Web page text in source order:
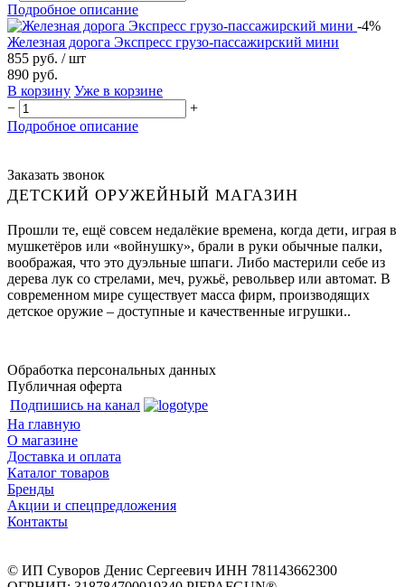
Подробное описание
-4%
Железная дорога Экспресс грузо-пассажирский мини
855 руб. / шт
890 руб.
В корзину Уже в корзине
−
+
Подробное описание
Заказать звонок
ДЕТСКИЙ ОРУЖЕЙНЫЙ МАГАЗИН
Прошли те, ещё совсем недалёкие времена, когда дети, играя в
мушкетёров или «войнушку», брали в руки обычные палки,
воображая, что это дуэльные шпаги. Либо мастерили себе из
дерева лук со стрелами, меч, ружьё, револьвер или автомат. В
современном мире существует масса фирм, производящих
детское оружие – доступные и качественные игрушки..
Обработка персональных данных
Публичная оферта
Подпишись на канал
На главную
О магазине
Доставка и оплата
Каталог товаров
Бренды
Акции и спецпредложения
Контакты
© ИП Суворов Денис Сергеевич ИНН 781143662300